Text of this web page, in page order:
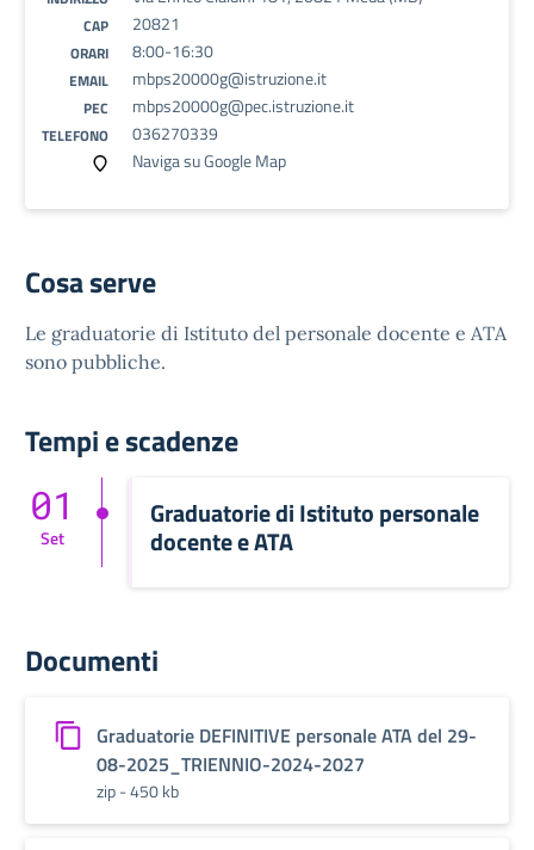
CAP 20821
ORARI 8:00-16:30
EMAIL mbps20000g@istruzione.it
PEC mbps20000g@pec.istruzione.it
TELEFONO
036270339
Naviga su Google Map
Cosa serve
Le graduatorie di Istituto del personale docente e ATA
sono pubbliche.
Tempi e scadenze
Graduatorie di Istituto personale
docente e ATA
01
Set
Documenti
Graduatorie DEFINITIVE personale ATA del 29-
08-2025_TRIENNIO-2024-2027
zip - 450 kb